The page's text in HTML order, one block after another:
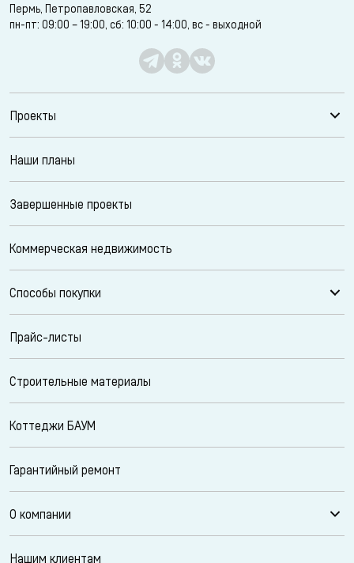
Пермь, Петропавловская, 52
пн-пт: 09:00 – 19:00, сб: 10:00 - 14:00, вс - выходной
Проекты
Наши планы
Завершенные проекты
Коммерческая недвижимость
Способы покупки
Прайс-листы
Строительные материалы
Коттеджи БАУМ
Гарантийный ремонт
О компании
Нашим клиентам